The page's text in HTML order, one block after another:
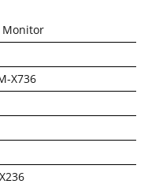
Monitor
X736